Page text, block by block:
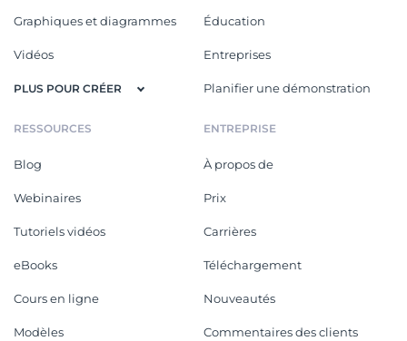
Graphiques et diagrammes
Vidéos
PLUS POUR CRÉER
Éducation
Entreprises
Planifier une démonstration
RESSOURCES
Blog
Webinaires
Tutoriels vidéos
eBooks
Cours en ligne
Modèles
ENTREPRISE
À propos de
Prix
Carrières
Téléchargement
Nouveautés
Commentaires des clients